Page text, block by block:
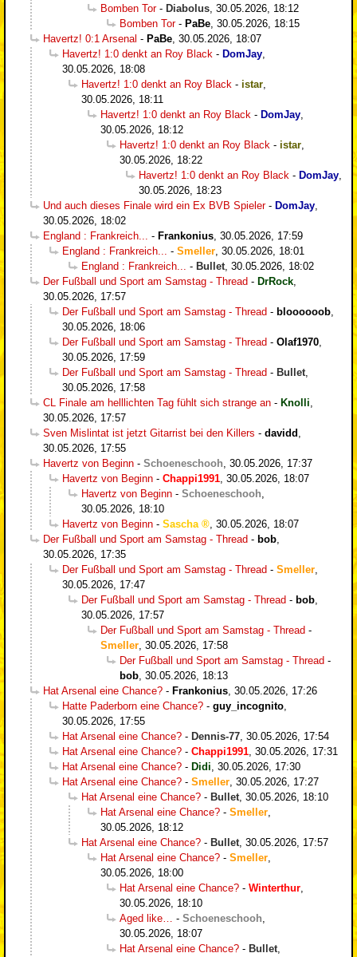
Bomben Tor- Diabolus 30.05.2026, 18:12
Bomben Tor- PaBe 30.05.2026, 18:15
Havertz! 0:1 Arsenal - PaBe 30.05.2026, 18:07
Havertz! 1:0 denkt an Roy Black - DomJay
30.05.2026, 18:08
Havertz! 1:0 denkt an Roy Black - istar
30.05.2026, 18:11
Havertz! 1:0 denkt an Roy Black - DomJay
30.05.2026, 18:12
Havertz! 1:0 denkt an Roy Black - istar
30.05.2026, 18:22
Havertz! 1:0 denkt an Roy Black - DomJay
30.05.2026, 18:23
Und auch dieses Finale wird ein Ex BVB Spieler- DomJay
30.05.2026, 18:02
England : Frankreich...
- Frankonius 30.05.2026, 17:59
England : Frankreich...
- Smeller 30.05.2026, 18:01
England : Frankreich...
- Bullet 30.05.2026, 18:02
Der Fußball und Sport am Samstag - Thread - DrRock
30.05.2026, 17:57
Der Fußball und Sport am Samstag - Thread - bloooooob
30.05.2026, 18:06
Der Fußball und Sport am Samstag - Thread - Olaf1970
30.05.2026, 17:59
Der Fußball und Sport am Samstag - Thread - Bullet
30.05.2026, 17:58
CL Finale am helllichten Tag fühlt sich strange an - Knolli
30.05.2026, 17:57
Sven Mislintat ist jetzt Gitarrist bei den Killers - davidd
30.05.2026, 17:55
Havertz von Beginn - Schoeneschooh 30.05.2026, 17:37
Havertz von Beginn - Chappi1991 30.05.2026, 18:07
Havertz von Beginn - Schoeneschooh
30.05.2026, 18:10
Havertz von Beginn - Sascha
30.05.2026, 18:07
Der Fußball und Sport am Samstag - Thread - bob
30.05.2026, 17:35
Der Fußball und Sport am Samstag - Thread - Smeller
30.05.2026, 17:47
Der Fußball und Sport am Samstag - Thread - bob
30.05.2026, 17:57
Der Fußball und Sport am Samstag - Thread -
Smeller 30.05.2026, 17:58
Der Fußball und Sport am Samstag - Thread -
bob 30.05.2026, 18:13
Hat Arsenal eine Chance? - Frankonius 30.05.2026, 17:26
Hatte Paderborn eine Chance? - guy_incognito
30.05.2026, 17:55
Hat Arsenal eine Chance? - Dennis-77 30.05.2026, 17:54
Hat Arsenal eine Chance? - Chappi1991 30.05.2026, 17:31
Hat Arsenal eine Chance? - Didi 30.05.2026, 17:30
Hat Arsenal eine Chance? - Smeller 30.05.2026, 17:27
Hat Arsenal eine Chance? - Bullet 30.05.2026, 18:10
Hat Arsenal eine Chance? - Smeller
30.05.2026, 18:12
Hat Arsenal eine Chance? - Bullet 30.05.2026, 17:57
Hat Arsenal eine Chance? - Smeller
30.05.2026, 18:00
Hat Arsenal eine Chance? - Winterthur
30.05.2026, 18:10
Aged like…
- Schoeneschooh
30.05.2026, 18:07
Hat Arsenal eine Chance? - Bullet